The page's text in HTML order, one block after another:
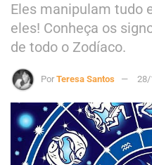
Eles manipulam tudo
eles! Conheça os
de todo o Zodíaco.
Por Teresa Santos 28/